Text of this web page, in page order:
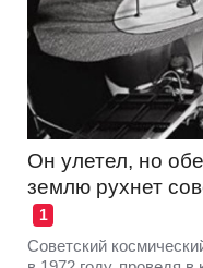
Он улетел, но
землю рухнет
1
Советский